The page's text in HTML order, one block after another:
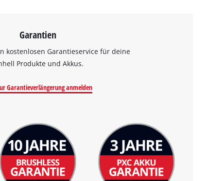
Garantien
kostenlosen Garantieservice für deine
Produkte und Akkus.
Garantieverlängerung anmelden